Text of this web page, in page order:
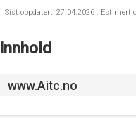
Sist oppdatert: 27.04.2026 .
Innhold
www.Aitc.no